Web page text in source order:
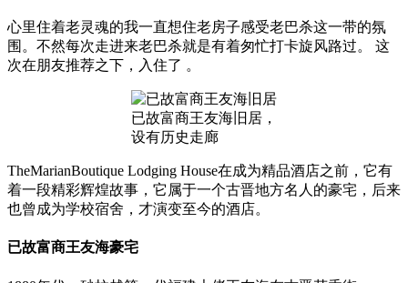
心里住着老灵魂的我一直想住老房子感受老巴杀这一带的氛
围。不然每次走进来老巴杀就是有着匆忙打卡旋风路过。 这
次在朋友推荐之下，入住了 。
已故富商王友海旧居，
设有历史走廊
TheMarianBoutique Lodging House在成为精品酒店之前，它有
着一段精彩辉煌故事，它属于一个古晋地方名人的豪宅，后来
也曾成为学校宿舍，才演变至今的酒店。
已故富商王友海豪宅